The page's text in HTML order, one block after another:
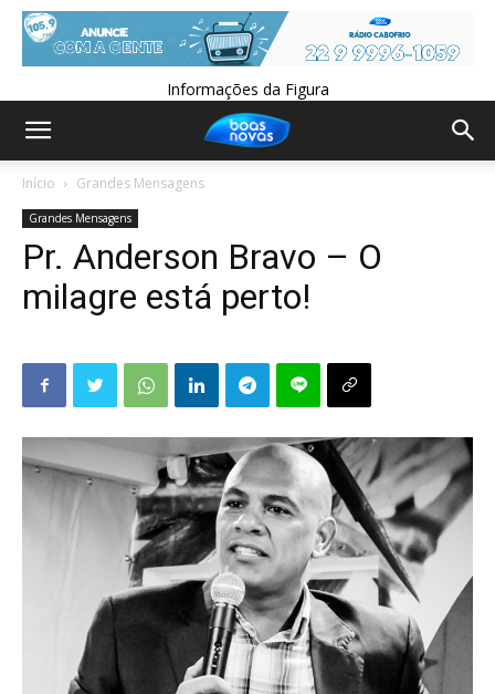
Informações da Figura
Início Grandes Mensagens
Grandes Mensagens
Pr. Anderson Bravo – O
milagre está perto!